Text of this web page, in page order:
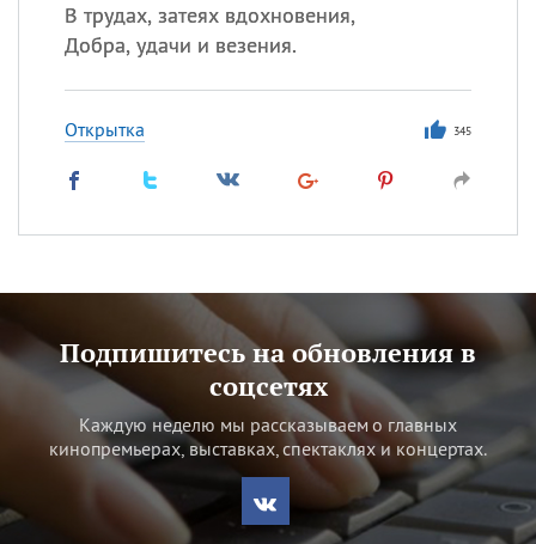
В трудах, затеях вдохновения,
Добра, удачи и везения.
Открытка 345
Подпишитесь на обновления в
соцсетях
Каждую неделю мы рассказываем о главных
кинопремьерах, выставках, спектаклях и концертах.